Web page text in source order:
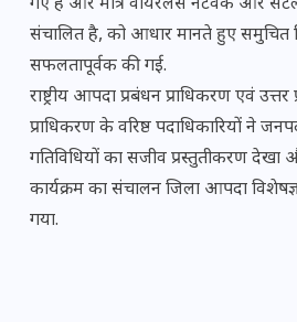
गए हैं और मात्र वायरलेस नेटवर्क और
संचालित है, को आधार मानते हुए समुचित
सफलतापूर्वक की गई.
राष्ट्रीय आपदा प्रबंधन प्राधिकरण एवं
प्राधिकरण के वरिष्ठ पदाधिकारियों ने
गतिविधियों का सजीव प्रस्तुतीकरण देखा
कार्यक्रम का संचालन जिला आपदा
गया.